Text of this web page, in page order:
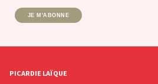
JE M'ABONNE
PICARDIE LAÏQUE